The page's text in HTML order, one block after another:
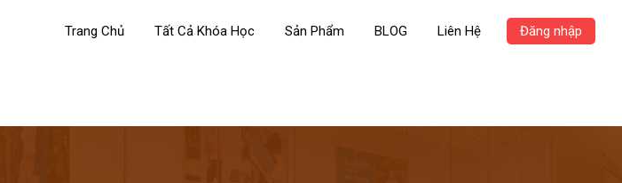
Trang Chủ Tất Cả Khóa Học Sản Phẩm BLOG Liên Hệ Đăng nhập